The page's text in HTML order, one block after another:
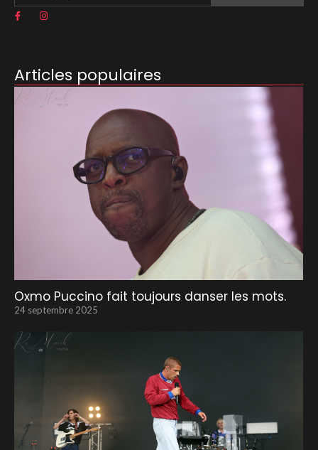
Articles populaires
Oxmo Puccino fait toujours danser les mots.
24 septembre 2025